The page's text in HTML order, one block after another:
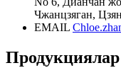
Чжанцзяган,
EMAIL
Продукциялар